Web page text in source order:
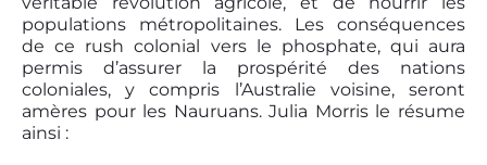
populations métropolitaines. Les conséquences
de ce rush colonial vers le phosphate, qui aura
permis d’assurer la prospérité des nations
coloniales, y compris l’Australie voisine, seront
amères pour les Nauruans. Julia Morris le résume
ainsi :